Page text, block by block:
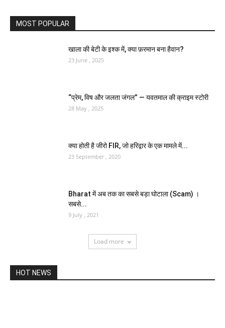
MOST POPULAR
खाला की बेटी के इश्क में, क्या फ़रमान बना हैवान?
23 June , 2025
“प्रेम, विष और जलता जंगल” — यवतमाल की क्राइम स्टोरी
28 May , 2025
क्या होती है जीरो FIR, जो हरिद्वार के एक मामले में...
23 September , 2020
Bharat में अब तक का सबसे बड़ा घोटाला (Scam) ।
सबसे...
9 July , 2021
Load more
HOT NEWS